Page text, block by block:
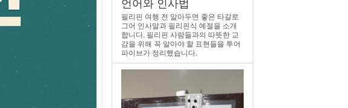
필리핀 여행 전 알아두면 좋은 타갈로
그어 인사말과 필리핀식 예절을 소개
합니다. 필리핀 사람들과의 따뜻한 교
감을 위해 꼭 알아야 할 표현들을 투어
파이브가 정리했습니다.